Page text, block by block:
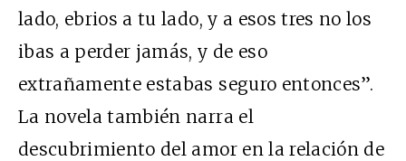
lado, ebrios a tu lado, y a esos tres no los
ibas a perder jamás, y de eso
extrañamente estabas seguro entonces”.
La novela también narra el
descubrimiento del amor en la relación de